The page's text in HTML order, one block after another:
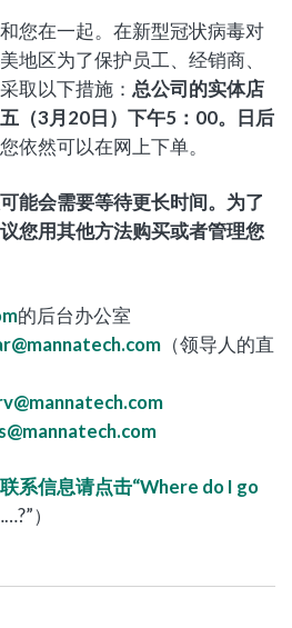
您在一起。在新型冠状病毒对
地区为了保护员工、经销商、
取以下措施： 总公司的实体店
（3月20日）下午5：00。日后
您依然可以在网上下单。
能会需要等待更长时间。为了
您用其他方法购买或者管理您
的后台办公室
（领导人的直
系信息请点击“Where do I go
）